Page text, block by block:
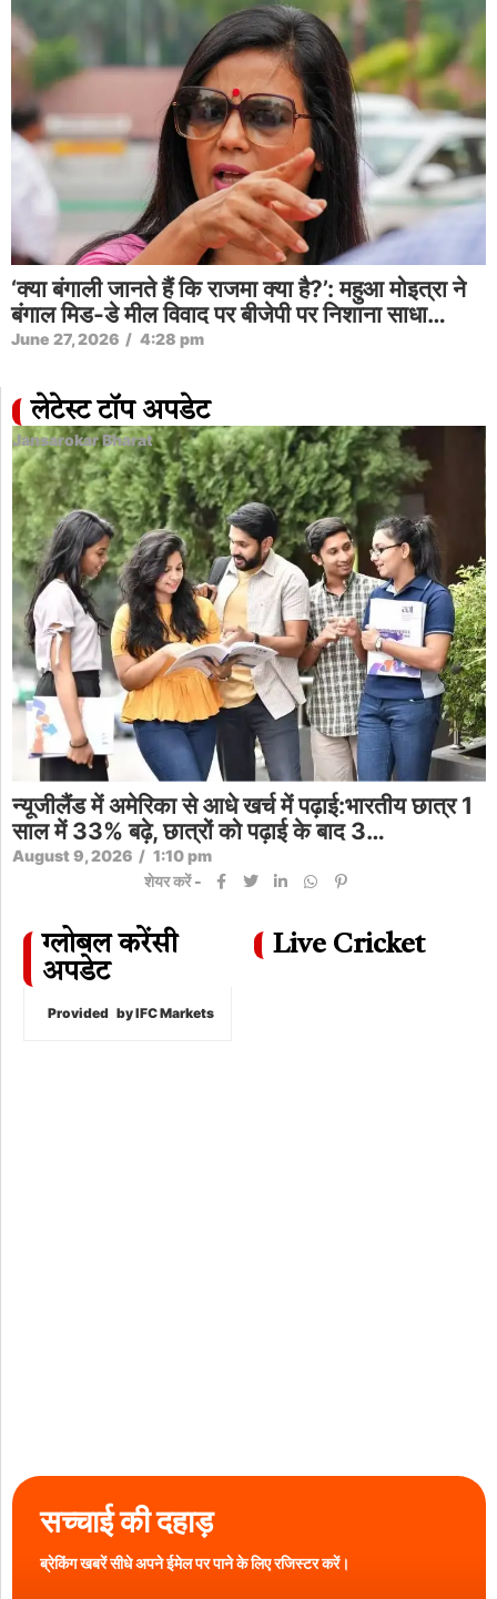
‘क्या बंगाली जानते हैं कि राजमा क्या है?’: महुआ मोइत्रा ने
बंगाल मिड-डे मील विवाद पर बीजेपी पर निशाना साधा…
June 27, 2026 / 4:28 pm
लेटेस्ट टॉप अपडेट
Jansarokar Bharat
न्यूजीलैंड में अमेरिका से आधे खर्च में पढ़ाई:भारतीय छात्र 1
साल में 33% बढ़े, छात्रों को पढ़ाई के बाद 3…
August 9, 2026 / 1:10 pm
शेयर करें -
ग्लोबल करेंसी
अपडेट
Provided by IFC Markets
Live Cricket
सच्चाई की दहाड़
ब्रेकिंग खबरें सीधे अपने ईमेल पर पाने के लिए रजिस्टर करें।